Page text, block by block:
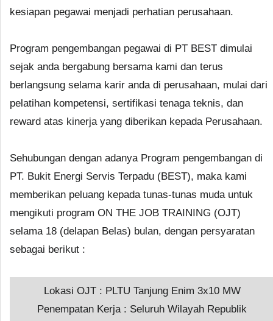
kesiapan pegawai menjadi perhatian perusahaan.
Program pengembangan pegawai di PT BEST dimulai
sejak anda bergabung bersama kami dan terus
berlangsung selama karir anda di perusahaan, mulai dari
pelatihan kompetensi, sertifikasi tenaga teknis, dan
reward atas kinerja yang diberikan kepada Perusahaan.
Sehubungan dengan adanya Program pengembangan di
PT. Bukit Energi Servis Terpadu (BEST), maka kami
memberikan peluang kepada tunas-tunas muda untuk
mengikuti program ON THE JOB TRAINING (OJT)
selama 18 (delapan Belas) bulan, dengan persyaratan
sebagai berikut :
Lokasi OJT : PLTU Tanjung Enim 3x10 MW
Penempatan Kerja : Seluruh Wilayah Republik